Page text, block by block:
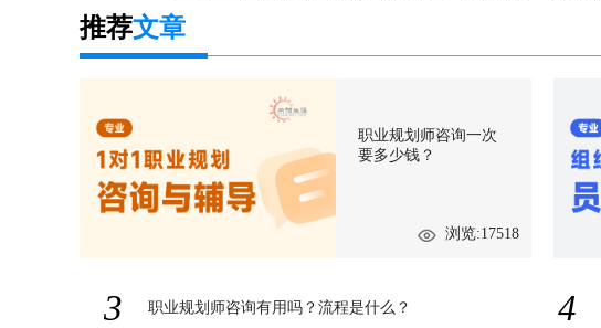
推荐文章
职业规划师咨询一次
要多少钱？
浏览:17518
3 职业规划师咨询有用吗？流程是什么？ 4